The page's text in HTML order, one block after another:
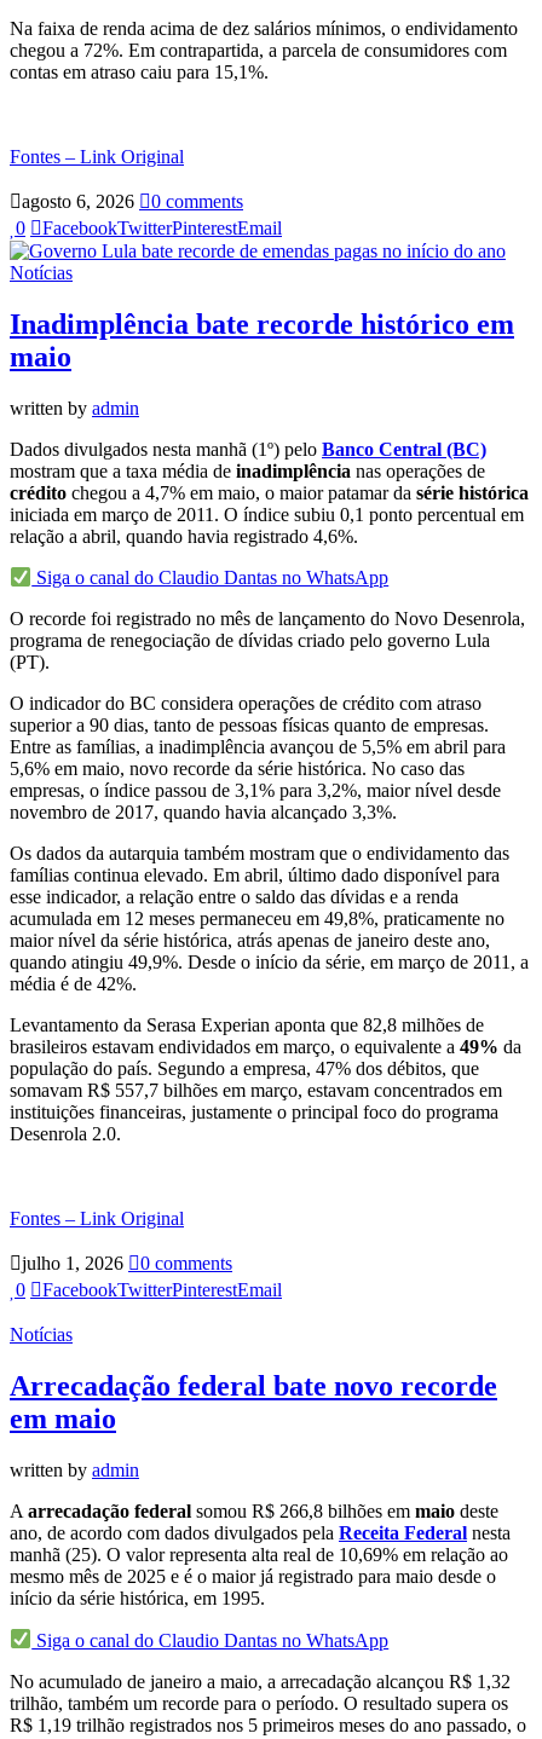
Na faixa de renda acima de dez salários mínimos, o endividamento
chegou a 72%. Em contrapartida, a parcela de consumidores com
contas em atraso caiu para 15,1%.
Fontes – Link Original
agosto 6, 2026
0 comments
0
FacebookTwitterPinterestEmail
Notícias
Inadimplência bate recorde histórico em
maio
written by admin
Dados divulgados nesta manhã (1º) pelo Banco Central (BC)
mostram que a taxa média de inadimplência nas operações de
crédito chegou a 4,7% em maio, o maior patamar da série histórica
iniciada em março de 2011. O índice subiu 0,1 ponto percentual em
relação a abril, quando havia registrado 4,6%.
Siga o canal do Claudio Dantas no WhatsApp
O recorde foi registrado no mês de lançamento do Novo Desenrola,
programa de renegociação de dívidas criado pelo governo Lula
(PT).
O indicador do BC considera operações de crédito com atraso
superior a 90 dias, tanto de pessoas físicas quanto de empresas.
Entre as famílias, a inadimplência avançou de 5,5% em abril para
5,6% em maio, novo recorde da série histórica. No caso das
empresas, o índice passou de 3,1% para 3,2%, maior nível desde
novembro de 2017, quando havia alcançado 3,3%.
Os dados da autarquia também mostram que o endividamento das
famílias continua elevado. Em abril, último dado disponível para
esse indicador, a relação entre o saldo das dívidas e a renda
acumulada em 12 meses permaneceu em 49,8%, praticamente no
maior nível da série histórica, atrás apenas de janeiro deste ano,
quando atingiu 49,9%. Desde o início da série, em março de 2011, a
média é de 42%.
Levantamento da Serasa Experian aponta que 82,8 milhões de
brasileiros estavam endividados em março, o equivalente a 49% da
população do país. Segundo a empresa, 47% dos débitos, que
somavam R$ 557,7 bilhões em março, estavam concentrados em
instituições financeiras, justamente o principal foco do programa
Desenrola 2.0.
Fontes – Link Original
julho 1, 2026
0 comments
0
FacebookTwitterPinterestEmail
Notícias
Arrecadação federal bate novo recorde
em maio
written by admin
A arrecadação federal somou R$ 266,8 bilhões em maio deste
ano, de acordo com dados divulgados pela Receita Federal nesta
manhã (25). O valor representa alta real de 10,69% em relação ao
mesmo mês de 2025 e é o maior já registrado para maio desde o
início da série histórica, em 1995.
Siga o canal do Claudio Dantas no WhatsApp
No acumulado de janeiro a maio, a arrecadação alcançou R$ 1,32
trilhão, também um recorde para o período. O resultado supera os
R$ 1,19 trilhão registrados nos 5 primeiros meses do ano passado, o